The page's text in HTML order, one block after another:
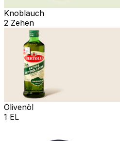
Knoblauch
2 Zehen
Olivenöl
1 EL